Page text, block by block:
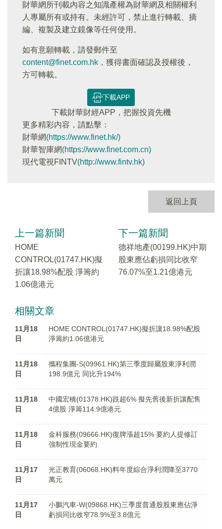
財華網所刊載內容之知識產權為財華網及相關權利
人專屬所有或持有。未經許可，禁止進行轉載、摘
編、複製及建立鏡像等任何使用。
如有意願轉載，請發郵件至
content@finet.com.hk ，獲得書面確認及授權後，
方可轉載。
下載APP
下載財華財經APP，把握投資先機
更多精彩内容，請點擊：
財華網(https://www.finet.hk/)
財華智庫網(https://www.finet.com.cn)
現代電視FINTV(http://www.fintv.hk)
返回上頁
上一篇新聞
HOME
CONTROL(01747.HK)擬
折讓18.98%配股 淨籌約
1.06億港元
下一篇新聞
德祥地產(00199.HK)中期
股東應佔虧損同比收窄
76.07%至1.21億港元
相關文章
11月18
日
HOME CONTROL(01747.HK)擬折讓18.98%配股
淨籌約1.06億港元
11月18
日
攜程集團-S(09961.HK)第三季度歸屬股東淨利潤
198.9億元 同比升194%
11月18
日
中國宏橋(01378.HK)跌超6% 擬先舊後新折讓配售
4億股 淨籌114.9億港元
11月18
日
金科服務(09666.HK)復牌漲超15% 要約人提修訂
強制性現金要約
11月17
日
光正教育(06068.HK)料年度綜合淨利潤降至3770
萬元
11月17
日
小鵬汽車-W(09868.HK)三季度普通股股東應佔淨
虧損同比收窄78.9%至3.8億元